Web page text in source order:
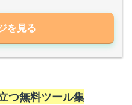
を見る
つ無料ツール集